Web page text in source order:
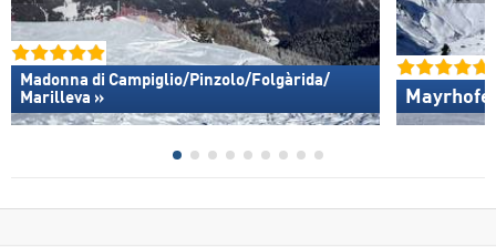
Madonna di Campiglio/​Pinzolo/​Folgàrida/​
Marilleva »